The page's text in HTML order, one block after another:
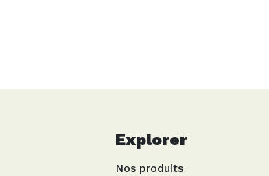
Explorer
Nos produits